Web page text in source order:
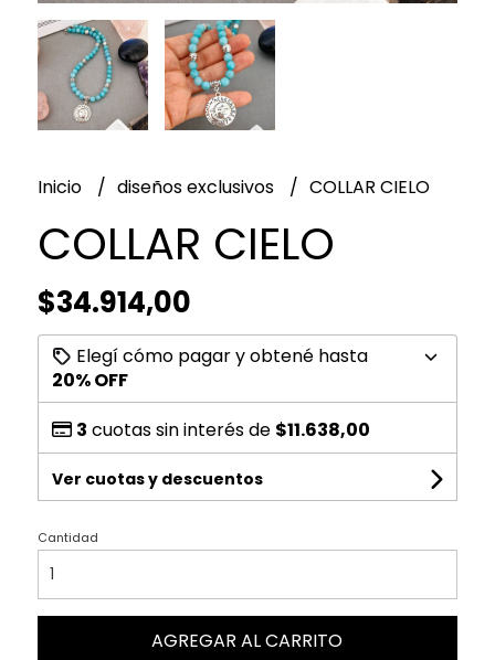
Inicio diseños exclusivos COLLAR CIELO
COLLAR CIELO
$34.914,00
Elegí cómo pagar y obtené hasta
20% OFF
3 cuotas sin interés de $11.638,00
Ver cuotas y descuentos
Cantidad
AGREGAR AL CARRITO